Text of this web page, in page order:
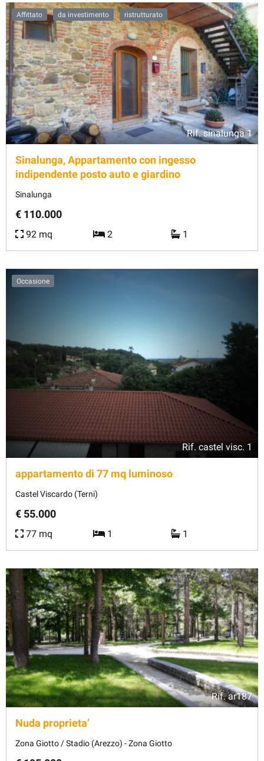
Affittato da investimento ristrutturato
Rif.sinalunga 1
Sinalunga, Appartamento con ingesso
indipendente posto auto e giardino
Sinalunga
€ 110.000
92 mq 2 1
Occasione
Rif. castel visc. 1
appartamento di 77 mq luminoso
Castel Viscardo (Terni)
€ 55.000
77 mq 1 1
Rif.ar187
Nuda proprieta’
Zona Giotto / Stadio (Arezzo) - Zona Giotto